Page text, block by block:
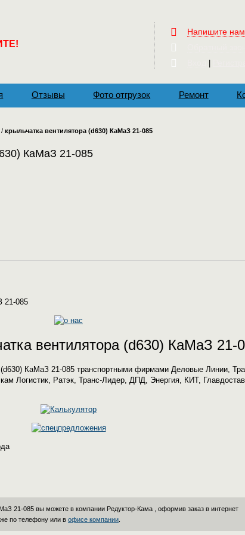
Напишите нам
|
Отзывы Фото отгрузок Ремонт
/ крыльчатка вентилятора (d630) КаМаЗ 21-085
КаМаЗ 21-085
21-085
вентилятора (d630) КаМаЗ 21-
КаМаЗ 21-085 транспортными фирмами Деловые Линии,
Логистик, Ратэк, Транс-Лидер, ДПД, Энергия, КИТ,
21-085 вы можете в компании Редуктор-Кама , оформив заказ в интернет
по телефону или в офисе компании